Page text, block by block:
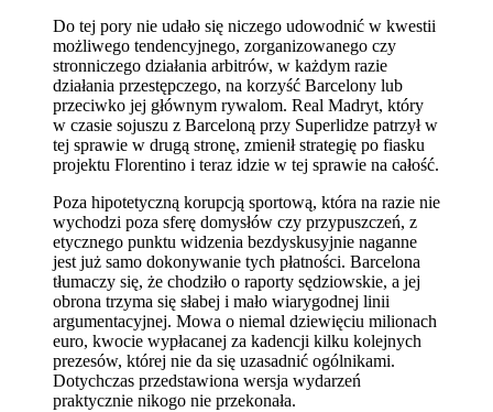
Do tej pory nie udało się niczego udowodnić w kwestii
możliwego tendencyjnego, zorganizowanego czy
stronniczego działania arbitrów, w każdym razie
działania przestępczego, na korzyść Barcelony lub
przeciwko jej głównym rywalom. Real Madryt, który
w czasie sojuszu z Barceloną przy Superlidze patrzył w
tej sprawie w drugą stronę, zmienił strategię po fiasku
projektu Florentino i teraz idzie w tej sprawie na całość.
Poza hipotetyczną korupcją sportową, która na razie nie
wychodzi poza sferę domysłów czy przypuszczeń, z
etycznego punktu widzenia bezdyskusyjnie naganne
jest już samo dokonywanie tych płatności. Barcelona
tłumaczy się, że chodziło o raporty sędziowskie, a jej
obrona trzyma się słabej i mało wiarygodnej linii
argumentacyjnej. Mowa o niemal dziewięciu milionach
euro, kwocie wypłacanej za kadencji kilku kolejnych
prezesów, której nie da się uzasadnić ogólnikami.
Dotychczas przedstawiona wersja wydarzeń
praktycznie nikogo nie przekonała.